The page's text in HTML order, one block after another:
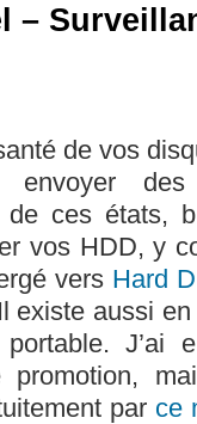
–
de vos
envoyer
de ces états,
vos HDD, y
vers Hard
existe aussi
J’ai
promotion,
par ce